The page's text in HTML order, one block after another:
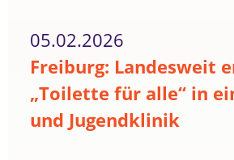
05.02.2026
Freiburg: Landesweit
„Toilette für alle“ in
und Jugendklinik